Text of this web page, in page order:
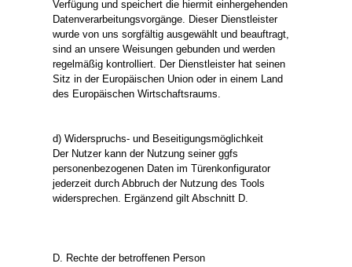
Verfügung und speichert die hiermit einhergehenden
Datenverarbeitungsvorgänge. Dieser Dienstleister
wurde von uns sorgfältig ausgewählt und beauftragt,
sind an unsere Weisungen gebunden und werden
regelmäßig kontrolliert. Der Dienstleister hat seinen
Sitz in der Europäischen Union oder in einem Land
des Europäischen Wirtschaftsraums.
d) Widerspruchs- und Beseitigungsmöglichkeit
Der Nutzer kann der Nutzung seiner ggfs
personenbezogenen Daten im Türenkonfigurator
jederzeit durch Abbruch der Nutzung des Tools
widersprechen. Ergänzend gilt Abschnitt D.
D. Rechte der betroffenen Person